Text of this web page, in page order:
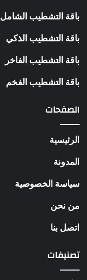
باقة التشطيب الشامل
باقة التشطيب الذكي
باقة التشطيب الفاخر
باقة التشطيب الفخم
الصفحات
الرئيسية
المدونة
سياسة الخصوصية
من نحن
اتصل بنا
تصنيفات